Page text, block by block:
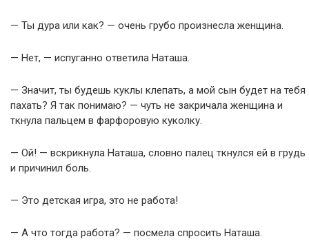
— Ты дура или как? — очень грубо произнесла женщина.
— Нет, — испуганно ответила Наташа.
— Значит, ты будешь куклы клепать, а мой сын будет на тебя
пахать? Я так понимаю? — чуть не закричала женщина и
ткнула пальцем в фарфоровую куколку.
— Ой! — вскрикнула Наташа, словно палец ткнулся ей в грудь
и причинил боль.
— Это детская игра, это не работа!
— А что тогда работа? — посмела спросить Наташа.